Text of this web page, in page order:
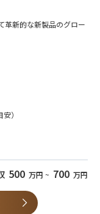
革新的な新製品のグロー
）
のマネジメントまたは参
500 万円 ~ 700 万円